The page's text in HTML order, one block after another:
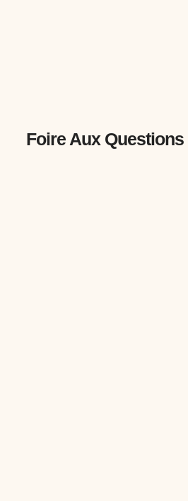
Foire Aux Questions